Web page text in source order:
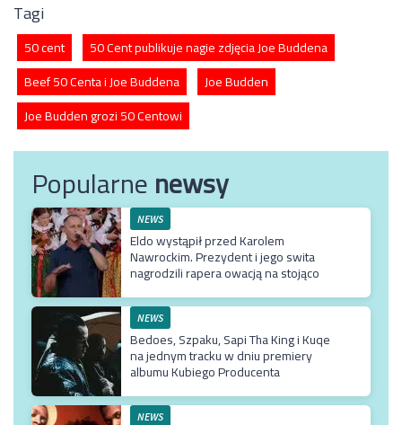
Tagi
50 cent
50 Cent publikuje nagie zdjęcia Joe Buddena
Beef 50 Centa i Joe Buddena
Joe Budden
Joe Budden grozi 50 Centowi
Popularnenewsy
NEWS
Eldo wystąpił przed Karolem
Nawrockim. Prezydent i jego swita
nagrodzili rapera owacją na stojąco
NEWS
Bedoes, Szpaku, Sapi Tha King i Kuqe
na jednym tracku w dniu premiery
albumu Kubiego Producenta
NEWS